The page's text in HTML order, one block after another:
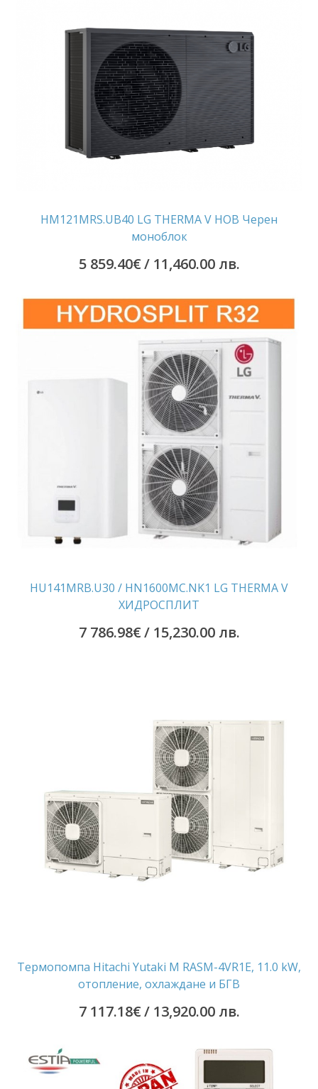
HM121MRS.UB40 LG THERMA V НОВ Черен
моноблок
5 859.40€/ 11,460.00 лв.
HU141MRB.U30 / HN1600MC.NK1 LG THERMA V
ХИДРОСПЛИТ
7 786.98€/ 15,230.00 лв.
Термопомпа Hitachi Yutaki M RASM-4VR1E, 11.0 kW,
отопление, охлаждане и БГВ
7 117.18€/ 13,920.00 лв.